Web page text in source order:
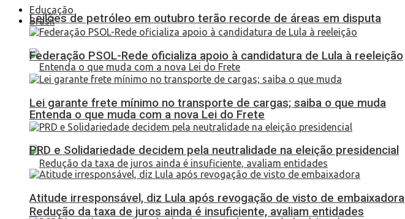
Leilões de petróleo em outubro terão recorde de áreas em disputa
Entenda o que muda com a nova Lei do Frete
Redução da taxa de juros ainda é insuficiente, avaliam entidades
Educação
Brasil
Federação PSOL-Rede oficializa apoio à candidatura de Lula à reeleição
Lei garante frete mínimo no transporte de cargas; saiba o que muda
PRD e Solidariedade decidem pela neutralidade na eleição presidencial
Atitude irresponsável, diz Lula após revogação de visto de embaixadora